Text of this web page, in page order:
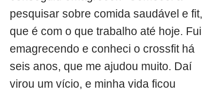
pesquisar sobre comida saudável e fit,
que é com o que trabalho até hoje. Fui
emagrecendo e conheci o crossfit há
seis anos, que me ajudou muito. Daí
virou um vício, e minha vida ficou